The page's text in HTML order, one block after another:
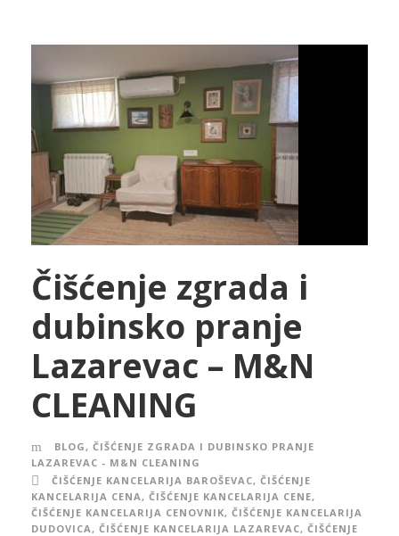
Čišćenje zgrada i
dubinsko pranje
Lazarevac – M&N
CLEANING
BLOG , ČIŠĆENJE ZGRADA I DUBINSKO PRANJE
LAZAREVAC - M&N CLEANING
ČIŠĆENJE KANCELARIJA BAROŠEVAC, ČIŠĆENJE
KANCELARIJA CENA , ČIŠĆENJE KANCELARIJA CENE,
ČIŠĆENJE KANCELARIJA CENOVNIK, ČIŠĆENJE KANCELARIJA
DUDOVICA , ČIŠĆENJE KANCELARIJA LAZAREVAC, ČIŠĆENJE